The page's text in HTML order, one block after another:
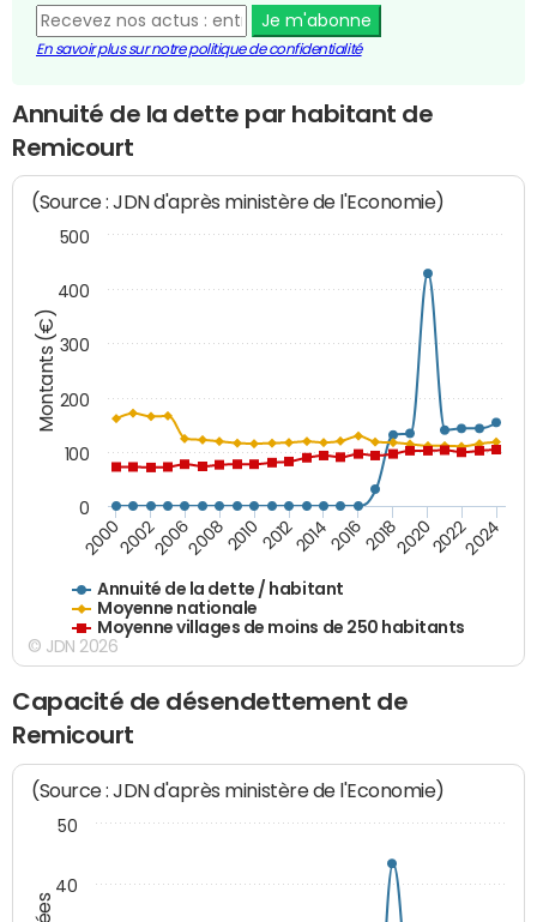
Je m'abonne
En savoir plus sur notre politique de confidentialité
Annuité de la dette par habitant de
Remicourt
Montants (€)
(Source : JDN d'après ministère de l'Economie)
Annuité de la dette / habitant
Moyenne nationale
Moyenne villages de moins de 250 habitants
200020022006200820102012201420162018202020222024
0
100
200
300
400
500
© JDN 2026
Capacité de désendettement de
Remicourt
(Source : JDN d'après ministère de l'Economie)
40
50